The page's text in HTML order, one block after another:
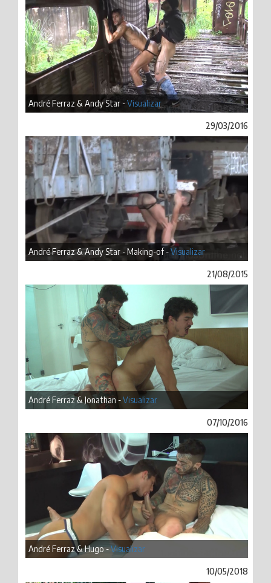
André Ferraz & Andy Star -Visualizar
29/03/2016
André Ferraz & Andy Star - Making-of -Visualizar
21/08/2015
André Ferraz & Jonathan -Visualizar
07/10/2016
André Ferraz & Hugo -Visualizar
10/05/2018